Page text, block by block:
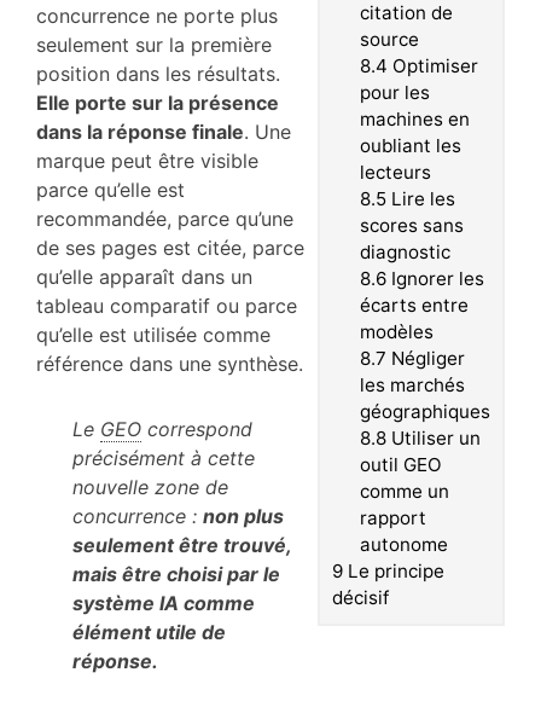
citation de
source
8.4 Optimiser
pour les
machines en
oubliant les
lecteurs
8.5Lire les
scores sans
diagnostic
8.6Ignorer les
écarts entre
modèles
8.7 Négliger
les marchés
géographiques
8.8Utiliser un
outil GEO
comme un
rapport
autonome
9 Le principe
décisif
concurrence ne porte plus
seulement sur la première
position dans les résultats.
Elle porte sur la présence
dans la réponse finale. Une
marque peut être visible
parce qu’elle est
recommandée, parce qu’une
de ses pages est citée, parce
qu’elle apparaît dans un
tableau comparatif ou parce
qu’elle est utilisée comme
référence dans une synthèse.
Le GEO correspond
précisément à cette
nouvelle zone de
concurrence : non plus
seulement être trouvé,
mais être choisi par le
système IA comme
élément utile de
réponse.